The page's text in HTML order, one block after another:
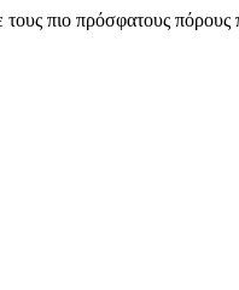
τους πιο πρόσφατους